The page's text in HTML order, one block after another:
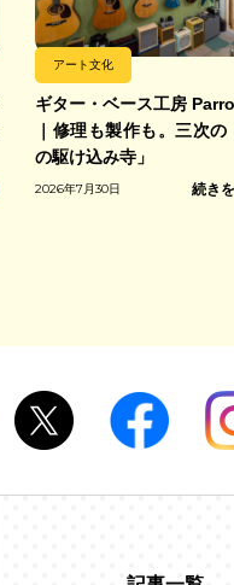
アート文化
ギター・ベース工房 Parrot Green
｜修理も製作も。三次の
の駆け込み寺」
2026年7月30日 続き